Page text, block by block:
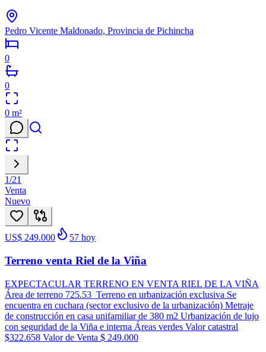
Pedro Vicente Maldonado, Provincia de Pichincha
0
0
0 m²
1/21
Venta
Nuevo
US$ 249.000 57 hoy
Terreno venta Riel de la Viña
EXPECTACULAR TERRENO EN VENTA RIEL DE LA VIÑA
Área de terreno 725.53 Terreno en urbanización exclusiva Se
encuentra en cuchara (sector exclusivo de la urbanización) Metraje
de construcción en casa unifamiliar de 380 m2 Urbanización de lujo
con seguridad de la Viña e interna Áreas verdes Valor catastral
$322.658 Valor de Venta $ 249.000